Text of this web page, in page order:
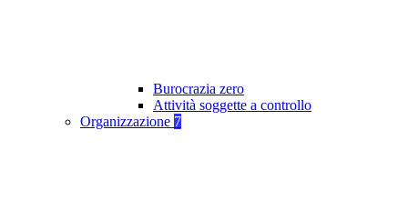
Burocrazia zero
Attività soggette a controllo
Organizzazione 7